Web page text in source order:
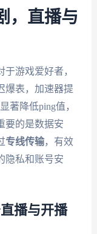
，直播与
游戏爱好者，
爆表，加速器提
著降低ping值，
要的是数据安
专线传输，有效
隐私和账号安
播与开播